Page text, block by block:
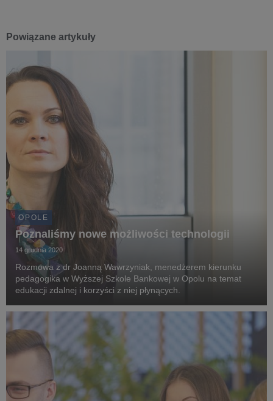
Powiązane artykuły
OPOLE
Poznaliśmy nowe możliwości technologii
14 grudnia 2020
Rozmowa z dr Joanną Wawrzyniak, menedżerem kierunku
pedagogika w Wyższej Szkole Bankowej w Opolu na temat
edukacji zdalnej i korzyści z niej płynących.